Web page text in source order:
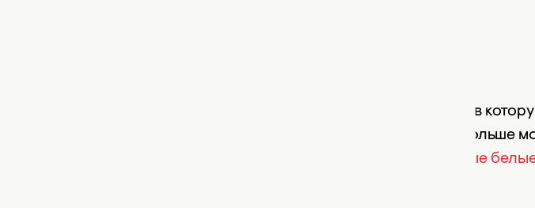
В нашем обществе это стало своего рода аксиомой, в
хочет вникать: «Молоко – источник кальция! Пейте больше
здоровые